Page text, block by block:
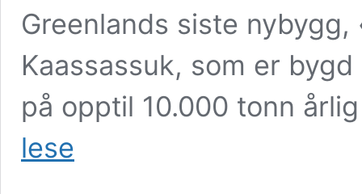
Greenlands siste nybygg,
Kaassassuk, som er
på opptil 10.000 tonn
lese